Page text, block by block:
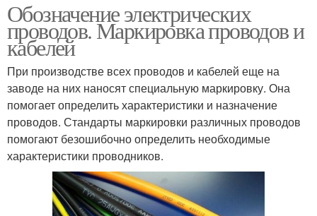
Обозначение электрических
проводов. Маркировка проводов и
кабелей
При производстве всех проводов и кабелей еще на
заводе на них наносят специальную маркировку. Она
помогает определить характеристики и назначение
проводов. Стандарты маркировки различных проводов
помогают безошибочно определить необходимые
характеристики проводников.